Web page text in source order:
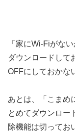
「家にWi-Fiがな
ダウンロードして
OFFにしておかな
あとは、「こまめ
とめてダウンロー
除機能は切ってお